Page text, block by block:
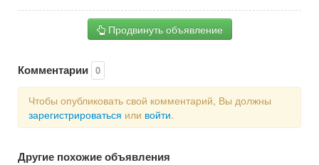
Продвинуть объявление
Комментарии 0
Чтобы опубликовать свой комментарий, Вы должны
зарегистрироваться или войти.
Другие похожие объявления